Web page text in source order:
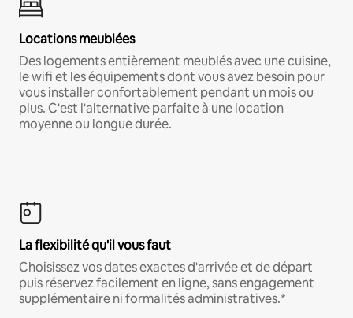
Locations meublées
Des logements entièrement meublés avec une cuisine,
le wifi et les équipements dont vous avez besoin pour
vous installer confortablement pendant un mois ou
plus. C'est l'alternative parfaite à une location
moyenne ou longue durée.
La flexibilité qu'il vous faut
Choisissez vos dates exactes d'arrivée et de départ
puis réservez facilement en ligne, sans engagement
supplémentaire ni formalités administratives.*